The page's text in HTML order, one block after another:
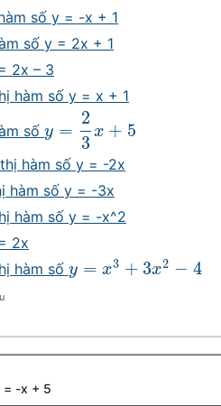
số y = -x + 1
số y = 2x + 1
2x – 3
hàm số y = x + 1
số y =
2
3
x + 5
y=23 x+5
hàm số y = -2x
hàm số y = -3x
hàm số y = -x^2
2x
hàm số y = x3 + 3x2 − 4
y=x3 +3 x2 −4
= -x + 5